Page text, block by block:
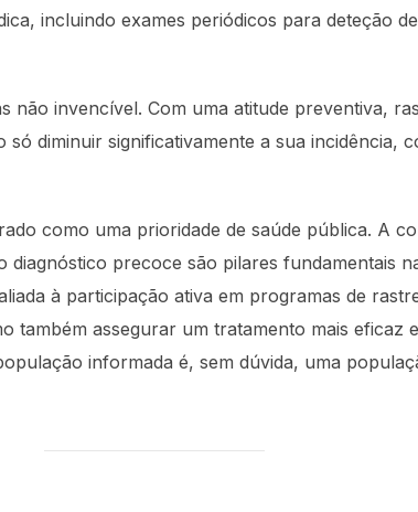
incluindo exames periódicos para deteção
não invencível. Com uma atitude preventiva,
diminuir significativamente a sua incidência,
como uma prioridade de saúde pública. A
precoce são pilares fundamentais
à participação ativa em programas de
também assegurar um tratamento mais eficaz
informada é, sem dúvida, uma